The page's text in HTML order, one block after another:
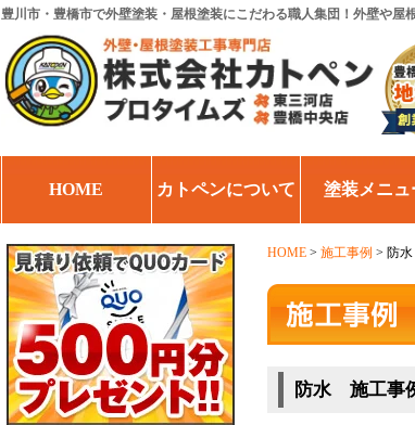
豊川市・豊橋市で外壁塗装・屋根塗装にこだわる職人集団！外壁や屋
HOME カトペンについて 塗装メニュ
HOME > 施工事例 > 防水
防水 施工事